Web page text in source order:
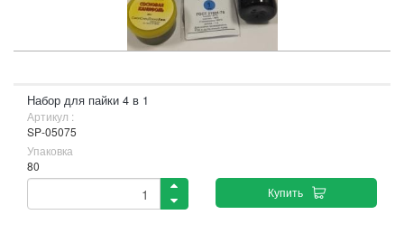
Набор для пайки 4 в 1
Артикул :
SP-05075
Упаковка
80
Купить